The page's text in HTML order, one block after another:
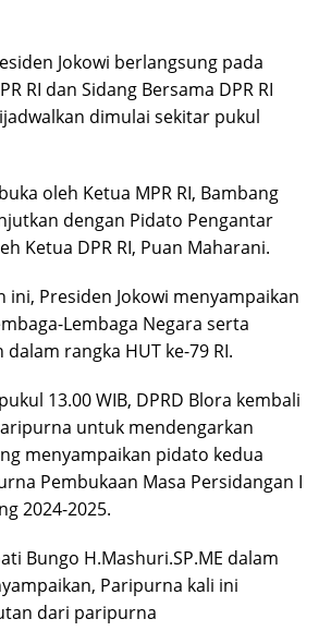
Jokowi berlangsung pada
RI dan Sidang Bersama DPR RI
dimulai sekitar pukul
oleh Ketua MPR RI, Bambang
dengan Pidato Pengantar
Ketua DPR RI, Puan Maharani.
ini, Presiden Jokowi menyampaikan
Lembaga Negara serta
rangka HUT ke-79 RI.
13.00 WIB, DPRD Blora kembali
untuk mendengarkan
menyampaikan pidato kedua
Pembukaan Masa Persidangan I
2024-2025.
Bungo H.Mashuri.SP.ME dalam
Paripurna kali ini
dari paripurna